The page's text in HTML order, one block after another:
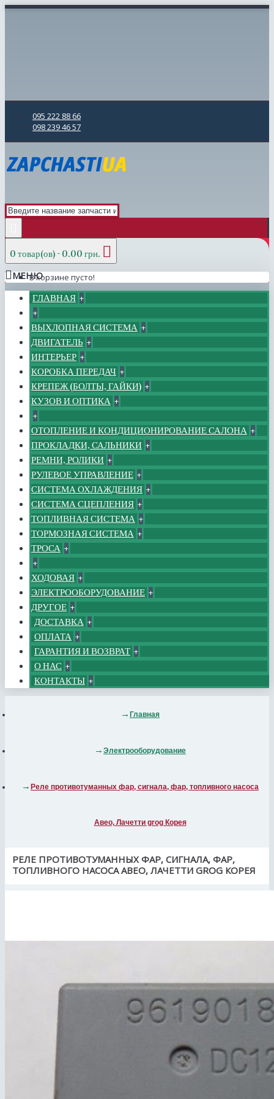
095 222 88 66
098 239 46 57
0 товар(ов) - 0.00 грн.
В корзине пусто!
МЕНЮ
ГЛАВНАЯ +
+
ВЫХЛОПНАЯ СИСТЕМА +
ДВИГАТЕЛЬ +
ИНТЕРЬЕР +
КОРОБКА ПЕРЕДАЧ +
КРЕПЕЖ (БОЛТЫ, ГАЙКИ) +
КУЗОВ И ОПТИКА +
+
ОТОПЛЕНИЕ И КОНДИЦИОНИРОВАНИЕ САЛОНА +
ПРОКЛАДКИ, САЛЬНИКИ +
РЕМНИ, РОЛИКИ +
РУЛЕВОЕ УПРАВЛЕНИЕ +
СИСТЕМА ОХЛАЖДЕНИЯ +
СИСТЕМА СЦЕПЛЕНИЯ +
ТОПЛИВНАЯ СИСТЕМА +
ТОРМОЗНАЯ СИСТЕМА +
ТРОСА +
+
ХОДОВАЯ +
ЭЛЕКТРООБОРУДОВАНИЕ +
ДРУГОЕ +
ДОСТАВКА +
ОПЛАТА +
ГАРАНТИЯ И ВОЗВРАТ +
О НАС +
КОНТАКТЫ +
Главная
Электрооборудование
Реле противотуманных фар, сигнала, фар, топливного насоса
Авео, Лачетти grog Корея
РЕЛЕ ПРОТИВОТУМАННЫХ ФАР, СИГНАЛА, ФАР,
ТОПЛИВНОГО НАСОСА АВЕО, ЛАЧЕТТИ GROG КОРЕЯ